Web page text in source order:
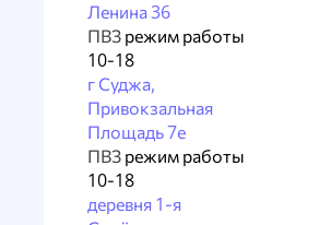
Ленина 36
ПВЗ режим работы
10-18
г Суджа,
Привокзальная
Площадь 7е
ПВЗ режим работы
10-18
деревня 1-я